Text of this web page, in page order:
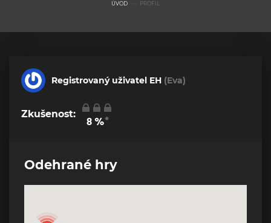
ÚVOD PROFIL
Registrovaný uživatel EH (Eva)
Zkušenost:
8%*
Odehrané hry